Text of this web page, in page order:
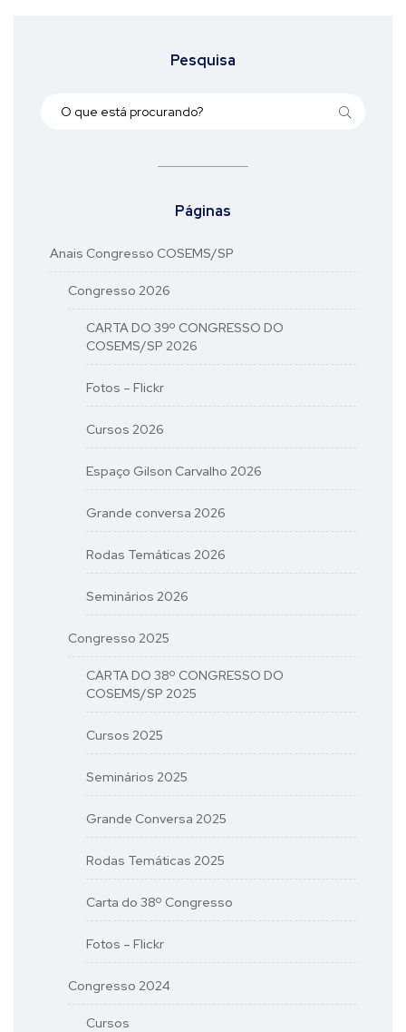
Pesquisa
Páginas
Anais Congresso COSEMS/SP
Congresso 2026
CARTA DO 39º CONGRESSO DO
COSEMS/SP 2026
Fotos – Flickr
Cursos 2026
Espaço Gilson Carvalho 2026
Grande conversa 2026
Rodas Temáticas 2026
Seminários 2026
Congresso 2025
CARTA DO 38º CONGRESSO DO
COSEMS/SP 2025
Cursos 2025
Seminários 2025
Grande Conversa 2025
Rodas Temáticas 2025
Carta do 38º Congresso
Fotos – Flickr
Congresso 2024
Cursos